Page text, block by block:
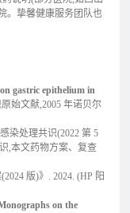
。挚馨健康服务团队也
gastric epithelium in
原始文献,2005 年诺贝尔
染处理共识(2022 第 5
,本文药物方案、复查
版)》. 2024. (HP 阳
on the